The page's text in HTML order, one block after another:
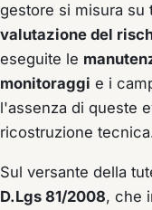
gestore si misura su
valutazione del
eseguite le
monitoraggi e i
l'assenza di queste
ricostruzione
Sul versante della
D.Lgs 81/2008, che